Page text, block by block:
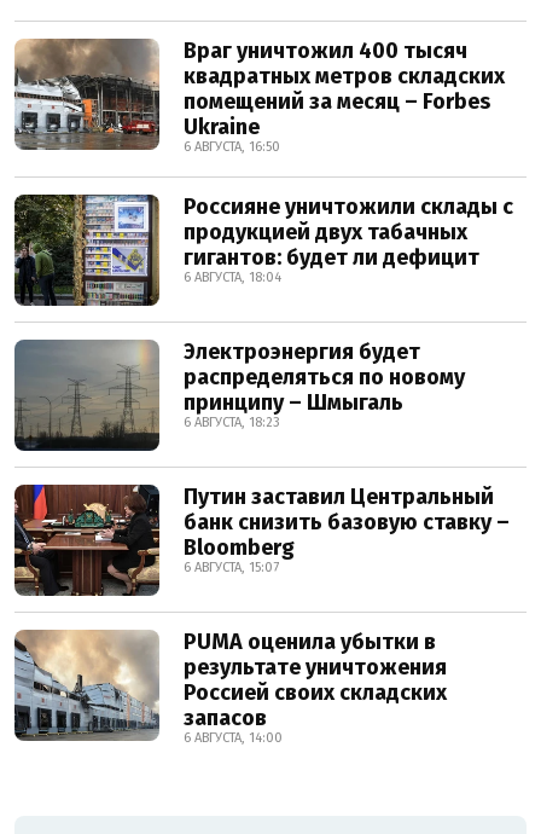
Враг уничтожил 400 тысяч
квадратных метров складских
помещений за месяц – Forbes
Ukraine
6 АВГУСТА, 16:50
Россияне уничтожили склады с
продукцией двух табачных
гигантов: будет ли дефицит
6 АВГУСТА, 18:04
Электроэнергия будет
распределяться по новому
принципу – Шмыгаль
6 АВГУСТА, 18:23
Путин заставил Центральный
банк снизить базовую ставку –
Bloomberg
6 АВГУСТА, 15:07
PUMA оценила убытки в
результате уничтожения
Россией своих складских
запасов
6 АВГУСТА, 14:00